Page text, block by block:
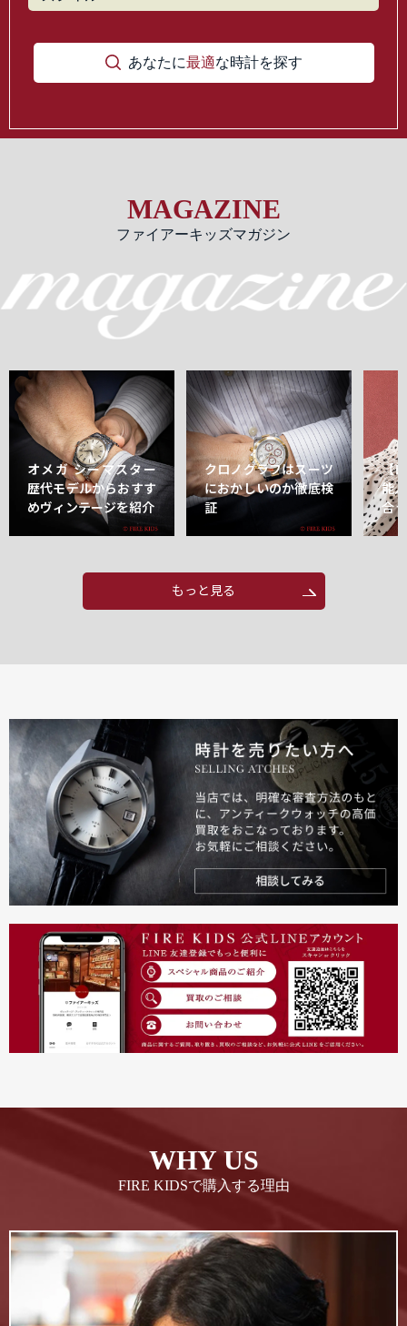
あなたに最適な時計を探す
MAGAZINE
ファイアーキッズマガジン
オメガ シーマスター
歴代モデルからおすす
めヴィンテージを紹介
クロノグラフはスーツ
におかしいのか徹底検
証
【
能
合
もっと見る
WHY US
FIRE KIDSで購入する理由